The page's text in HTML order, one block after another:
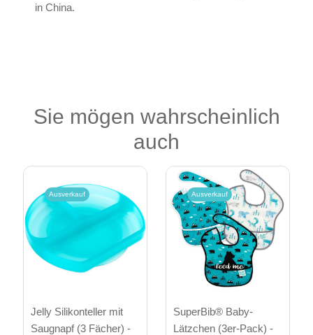
in China.
Sie mögen wahrscheinlich
auch
Ausverkauf
Jelly Silikonteller mit
Saugnapf (3 Fächer) -
Ausverkauf
SuperBib® Baby-
Lätzchen (3er-Pack) -